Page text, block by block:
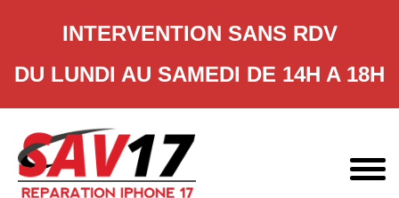
INTERVENTION SANS RDV
DU LUNDI AU SAMEDI DE 14H A 18H
content